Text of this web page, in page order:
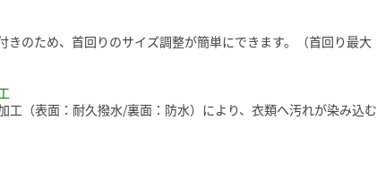
きのため、首回りのサイズ調整が簡単にできます。（首回り最大
工（表面：耐久撥水/裏面：防水）により、衣類へ汚れが染み込む